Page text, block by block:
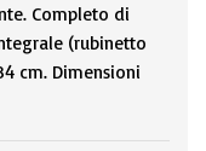
Completo di
(rubinetto
cm. Dimensioni